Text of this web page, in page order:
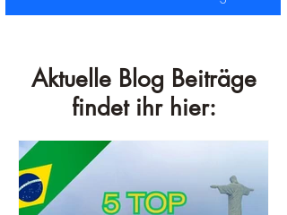
Aktuelle Blog Beiträge
findet ihr hier: